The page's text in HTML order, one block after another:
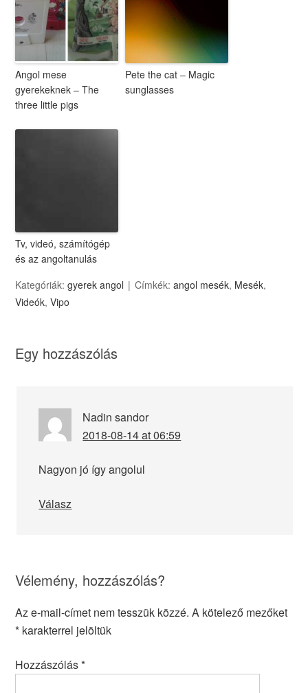
Angol mese
gyerekeknek – The
three little pigs
Pete the cat – Magic
sunglasses
Tv, videó, számítógép
és az angoltanulás
Kategóriák:gyerek angol Címkék:angol mesék, Mesék,
Videók,Vipo
Egy hozzászólás
Nadin sandor
2018-08-14 at 06:59
Nagyon jó így angolul
Válasz
Vélemény, hozzászólás?
Az e-mail-címet nem tesszük közzé. A kötelező mezőket
* karakterrel jelöltük
Hozzászólás*